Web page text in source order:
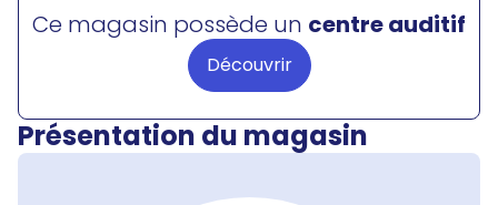
Ce magasin possède un centre auditif
Découvrir
Présentation du magasin